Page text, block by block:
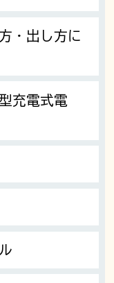
・出し方に
充電式電